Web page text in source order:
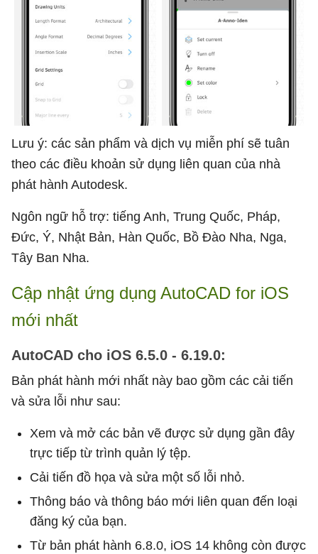
Lưu ý: các sản phẩm và dịch vụ miễn phí sẽ tuân
theo các điều khoản sử dụng liên quan của nhà
phát hành Autodesk.
Ngôn ngữ hỗ trợ: tiếng Anh, Trung Quốc, Pháp,
Đức, Ý, Nhật Bản, Hàn Quốc, Bồ Đào Nha, Nga,
Tây Ban Nha.
Cập nhật ứng dụng AutoCA‪D for iOS
mới nhất
AutoCAD cho iOS 6.5.0 - 6.19.0:
Bản phát hành mới nhất này bao gồm các cải tiến
và sửa lỗi như sau:
Xem và mở các bản vẽ được sử dụng gần đây
trực tiếp từ trình quản lý tệp.
Cải tiến đồ họa và sửa một số lỗi nhỏ.
Thông báo và thông báo mới liên quan đến loại
đăng ký của bạn.
Từ bản phát hành 6.8.0, iOS 14 không còn được